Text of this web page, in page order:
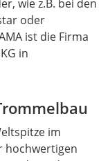
wie z.B. bei den
oder
ist die Firma
in
im
hochwertigen